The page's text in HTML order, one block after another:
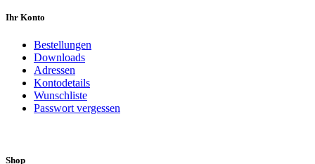
Ihr Konto
Bestellungen
Downloads
Adressen
Kontodetails
Wunschliste
Passwort vergessen
Shop